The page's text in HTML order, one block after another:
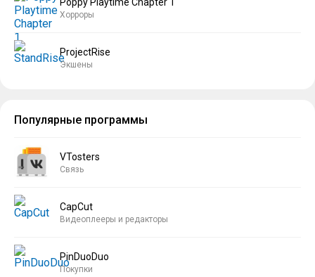
Хорроры
ProjectRise
Экшены
Популярные программы
VTosters
Связь
CapCut
Видеоплееры и редакторы
PinDuoDuo
Покупки